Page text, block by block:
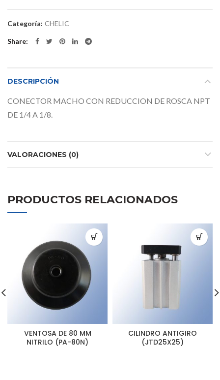
Categoría: CHELIC
Share
DESCRIPCIÓN
CONECTOR MACHO CON REDUCCION DE ROSCA NPT
DE 1/4 A 1/8.
VALORACIONES (0)
PRODUCTOS RELACIONADOS
VENTOSA DE 80 MM
NITRILO (PA-80N)
CILINDRO ANTIGIRO
(JTD25X25)